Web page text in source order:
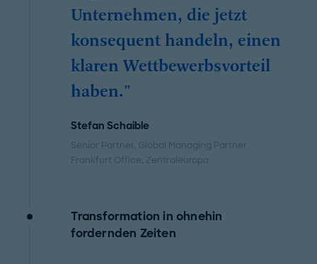
Unternehmen, die jetzt
konsequent handeln, einen
klaren Wettbewerbsvorteil
haben."
Stefan Schaible
Senior Partner, Global Managing Partner
Frankfurt Office, Zentraleuropa
Transformation in ohnehin
fordernden Zeiten